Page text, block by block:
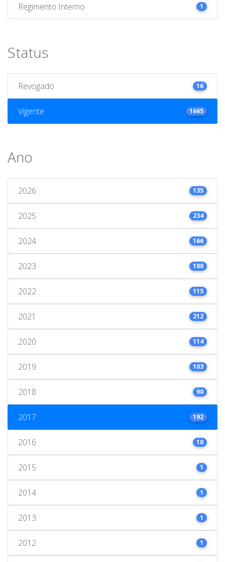
Regimento Interno 1
Status
Revogado 16
Vigente 1665
Ano
2026 135
2025 234
2024 166
2023 180
2022 115
2021 212
2020 114
2019 103
2018 90
2017 192
2016 10
2015 1
2014 1
2013 1
2012 1